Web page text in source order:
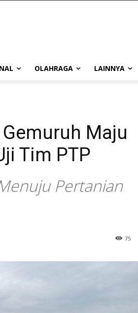
OLAHRAGA LAINNYA
Maju
Tim PTP
Pertanian
75